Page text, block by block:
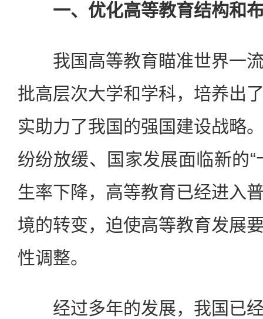
一、优化高等教育结构和
我国高等教育瞄准世界一流
批高层次大学和学科，培养出
实助力了我国的强国建设战略
纷纷放缓、国家发展面临新的“
生率下降，高等教育已经进入
境的转变，迫使高等教育发展
性调整。
经过多年的发展，我国已经